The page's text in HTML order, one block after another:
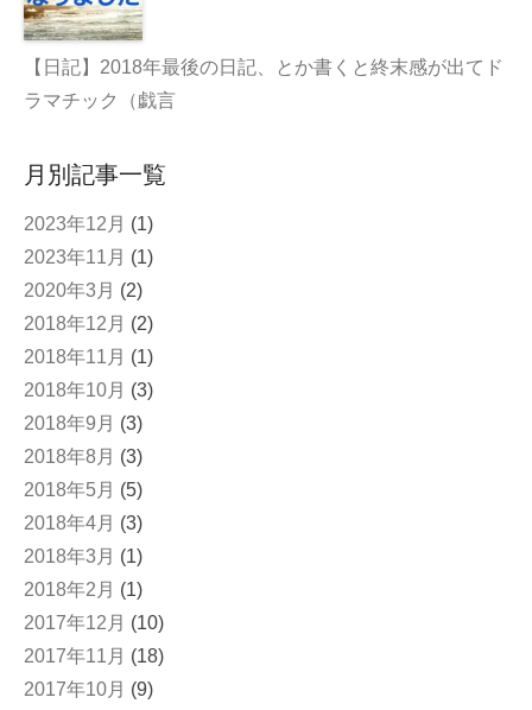
【日記】2018年最後の日記、とか書くと終末感が出てド
ラマチック（戯言
月別記事一覧
2023年12月 (1)
2023年11月 (1)
2020年3月 (2)
2018年12月 (2)
2018年11月 (1)
2018年10月 (3)
2018年9月 (3)
2018年8月 (3)
2018年5月 (5)
2018年4月 (3)
2018年3月 (1)
2018年2月 (1)
2017年12月 (10)
2017年11月 (18)
2017年10月 (9)